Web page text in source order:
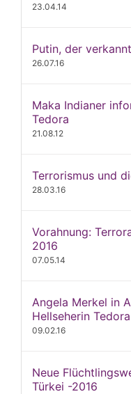
23.04.14
Putin, der
26.07.16
Maka Indianer
Tedora
21.08.12
Terrorismus und
28.03.16
Vorahnung:
2016
07.05.14
Angela Merkel in
Hellseherin Tedora
09.02.16
Neue
Türkei -2016